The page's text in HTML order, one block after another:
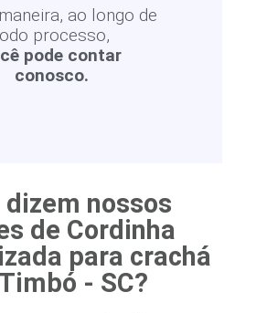
ao longo de
processo,
pode contar
conosco.
dizem nossos
de Cordinha
para crachá
- SC?